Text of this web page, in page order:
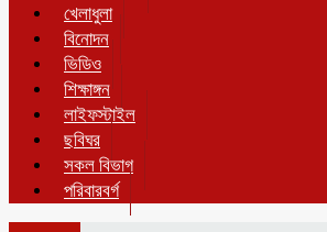
খেলাধুলা
বিনোদন
ভিডিও
শিক্ষাঙ্গন
লাইফস্টাইল
ছবিঘর
সকল বিভাগ
পরিবারবর্গ